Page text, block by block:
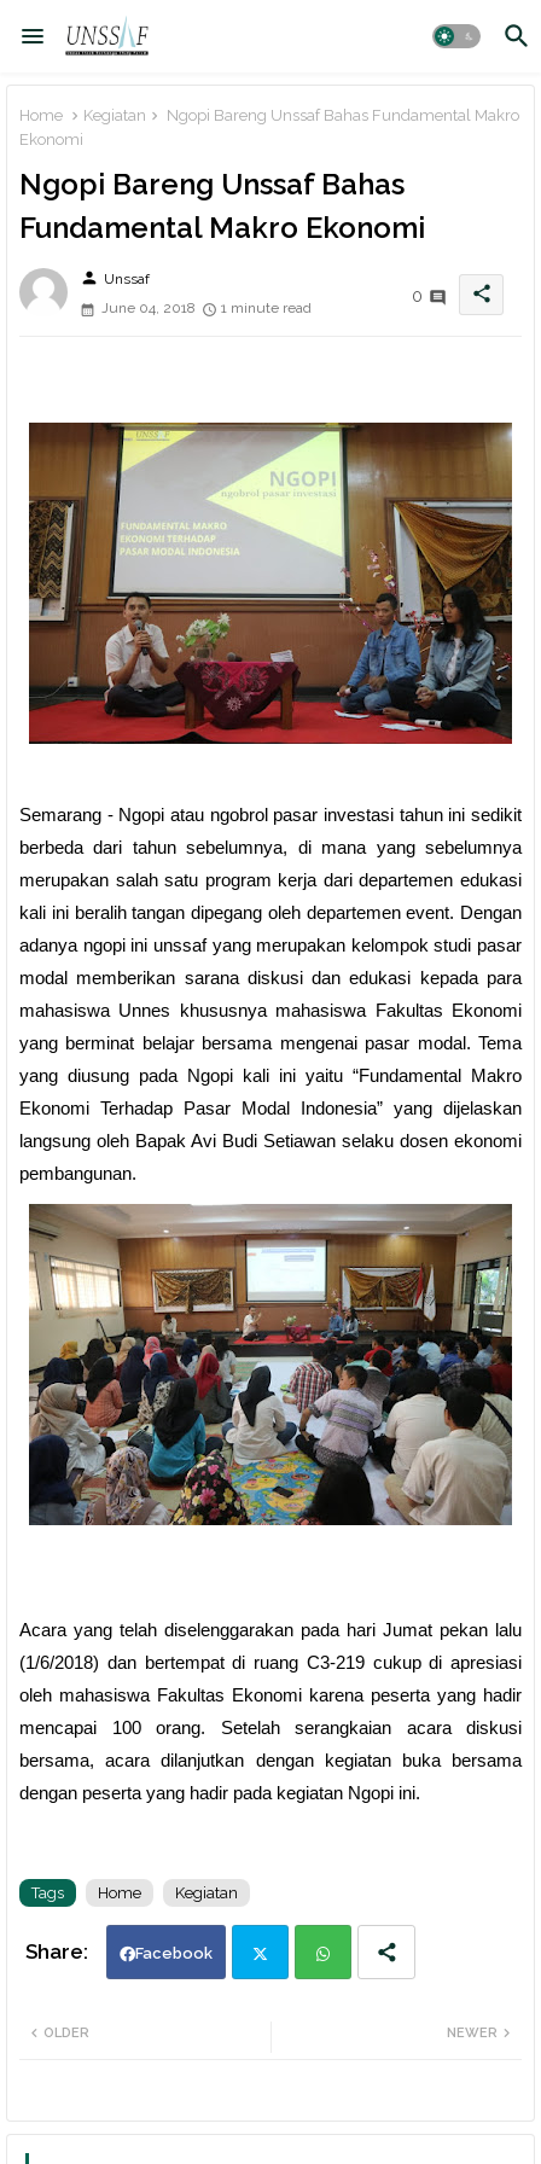
Home Kegiatan
Ngopi Bareng Unssaf Bahas Fundamental Makro
Ekonomi
Ngopi Bareng Unssaf Bahas
Fundamental Makro Ekonomi
person Unssaf
June 04, 2018
1 minute read
0 share
Semarang - Ngopi atau ngobrol pasar investasi tahun ini sedikit
berbeda dari tahun sebelumnya, di mana yang sebelumnya
merupakan salah satu program kerja dari departemen edukasi
kali ini beralih tangan dipegang oleh departemen event. Dengan
adanya ngopi ini unssaf yang merupakan kelompok studi pasar
modal memberikan sarana diskusi dan edukasi kepada para
mahasiswa Unnes khususnya mahasiswa Fakultas Ekonomi
yang berminat belajar bersama mengenai pasar modal. Tema
yang diusung pada Ngopi kali ini yaitu “Fundamental Makro
Ekonomi Terhadap Pasar Modal Indonesia” yang dijelaskan
langsung oleh Bapak Avi Budi Setiawan selaku dosen ekonomi
pembangunan.
Acara yang telah diselenggarakan pada hari Jumat pekan lalu
(1/6/2018) dan bertempat di ruang C3-219 cukup di apresiasi
oleh mahasiswa Fakultas Ekonomi karena peserta yang hadir
mencapai 100 orang. Setelah serangkaian acara diskusi
bersama, acara dilanjutkan dengan kegiatan buka bersama
dengan peserta yang hadir pada kegiatan Ngopi ini.
Tags Home Kegiatan
Facebook
r app
NEWER
OLDER